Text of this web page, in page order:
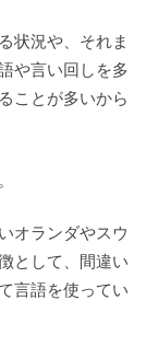
状況や、それま
や言い回しを多
ことが多いから
オランダやスウ
として、間違い
言語を使ってい